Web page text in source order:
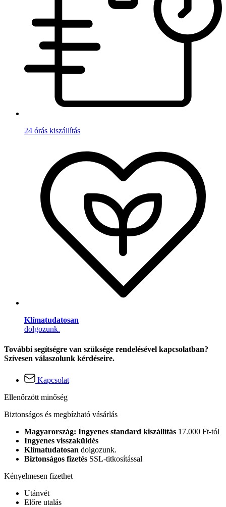
24 órás kiszállítás
Klímatudatosan
dolgozunk.
További segítségre van szüksége rendelésével kapcsolatban?
Szívesen válaszolunk kérdéseire.
Kapcsolat
Ellenőrzött minőség
Biztonságos és megbízható vásárlás
Magyarország: Ingyenes standard kiszállítás 17.000 Ft-tól
Ingyenes visszaküldés
Klímatudatosan dolgozunk.
Biztonságos fizetés SSL-titkosítással
Kényelmesen fizethet
Utánvét
Előre utalás